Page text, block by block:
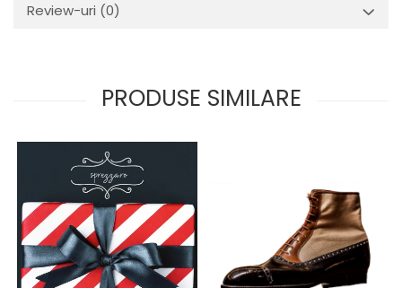
Review-uri (0)
PRODUSE SIMILARE